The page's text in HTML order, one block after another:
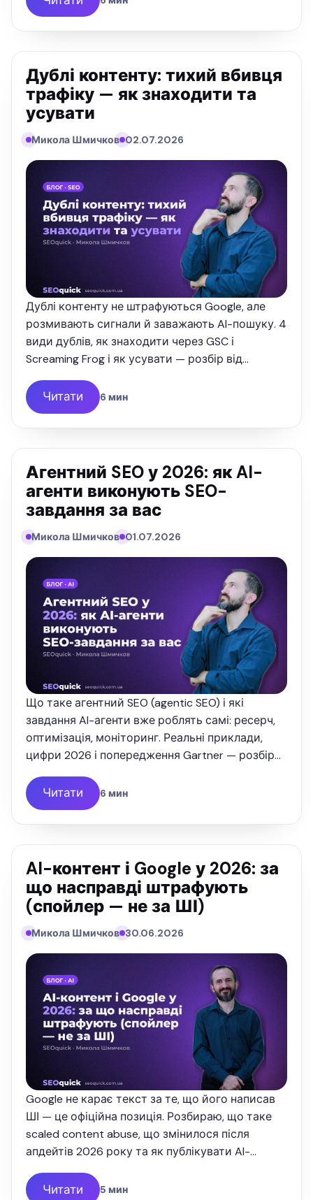
Дублі контенту: тихий вбивця
трафіку — як знаходити та
усувати
Микола Шмичков 02.07.2026
Дублі контенту не штрафуються Google, але
розмивають сигнали й заважають AI-пошуку. 4
види дублів, як знаходити через GSC і
Screaming Frog і як усувати — розбір від
Читати 6 мин
Агентний SEO у 2026: як AI-
агенти виконують SEO-
завдання за вас
Микола Шмичков 01.07.2026
Що таке агентний SEO (agentic SEO) і які
завдання AI-агенти вже роблять самі: ресерч,
оптимізація, моніторинг. Реальні приклади,
цифри 2026 і попередження Gartner — розбір
Читати 6 мин
AI-контент і Google у 2026: за
що насправді штрафують
(спойлер — не за ШІ)
Микола Шмичков 30.06.2026
Google не карає текст за те, що його написав
ШІ — це офіційна позиція. Розбираю, що таке
scaled content abuse, що змінилося після
апдейтів 2026 року та як публікувати AI-
Читати 5 мин